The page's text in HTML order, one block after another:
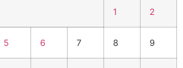
1 2
5 6 7 8 9